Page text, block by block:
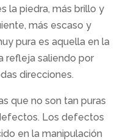
la piedra, más brillo y
más escaso y
pura es aquella en la
refleja saliendo por
direcciones.
que no son tan puras
Los defectos
en la manipulación